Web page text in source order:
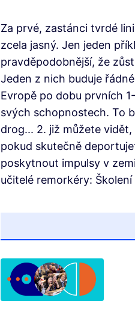
Za prvé, zastánci tvrdé
zcela jasný. Jen jeden
pravděpodobnější, že
Jeden z nich buduje
Evropě po dobu prvních
svých schopnostech. To
drog... 2. již můžete
pokud skutečně
poskytnout impulsy v
učitelé remorkéry: